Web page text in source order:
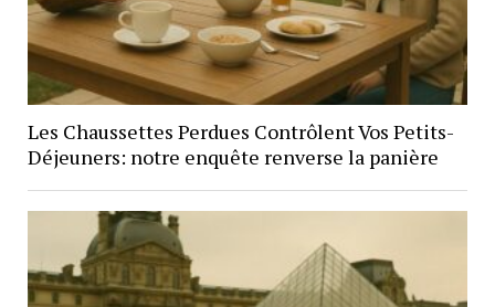
Les Chaussettes Perdues Contrôlent Vos Petits-
Déjeuners: notre enquête renverse la panière